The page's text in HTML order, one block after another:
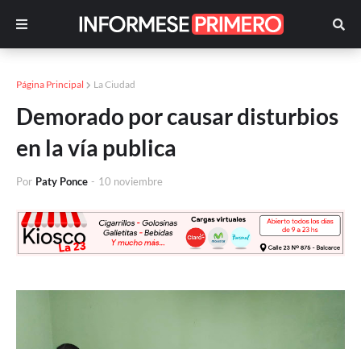
Página Principal La Ciudad
Demorado por causar disturbios
en la vía publica
Por Paty Ponce - 10 noviembre